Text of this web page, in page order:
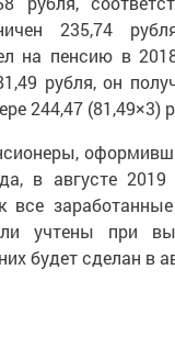
235,74
на пенсию в
рубля, он
244,47 (81,49×3)
в августе
все
учтены при
будет сделан в